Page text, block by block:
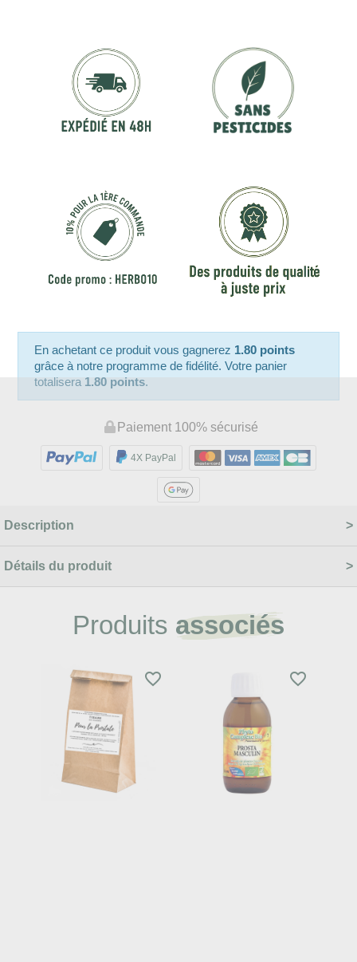
En achetant ce produit vous gagnerez 1.80 points
grâce à notre programme de fidélité. Votre panier
totalisera 1.80 points.
Paiement 100% sécurisé
4X PayPal
Description
Détails du produit
Produits associés
favorite_border favorite_border